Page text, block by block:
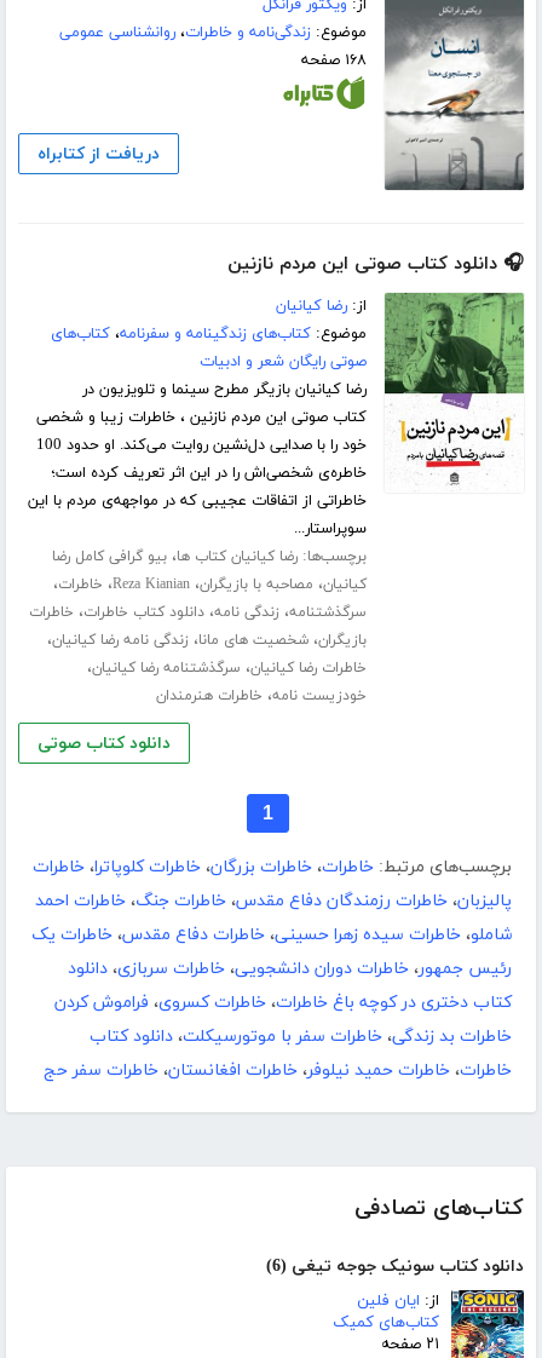
کتاب‌های تصادفی
دانلود کتاب سونیک جوجه تیغی (6)
از: ایان فلین
کتاب‌های کمیک
۲۱ صفحه
از: ویکتور فرانکل
موضوع:زندگی‌نامه و خاطرات،روانشناسی عمومی
۱۶۸ صفحه
دریافت از کتابراه
🎧 دانلود کتاب صوتی این مردم نازنین
از:رضا کیانیان
موضوع:کتاب‌های زندگینامه و سفرنامه،کتاب‌های
صوتی رایگان شعر و ادبیات
رضا کیانیان بازیگر مطرح سینما و تلویزیون در
کتاب صوتی این مردم نازنین ، خاطرات زیبا و شخصی
خود را با صدایی دل‌نشین روایت می‌کند. او حدود 100
خاطره‌ی شخصی‌اش را در این اثر تعریف کرده است؛
خاطراتی از اتفاقات عجیبی که در مواجهه‌ی مردم با این
سوپراستار...
برچسب‌ها:رضا کیانیان کتاب ها،بیو گرافی کامل رضا
کیانیان، مصاحبه با بازیگران،Reza Kianian، خاطرات،
سرگذشتنامه، زندگی نامه،دانلود کتاب خاطرات، خاطرات
بازیگران،شخصیت های مانا، زندگی نامه رضا کیانیان،
خاطرات رضا کیانیان، سرگذشتنامه رضا کیانیان،
خودزیست نامه، خاطرات هنرمندان
دانلود کتاب صوتی
1
برچسب‌های مرتبط: خاطرات، خاطرات بزرگان، خاطرات کلوپاترا، خاطرات
پالیزبان، خاطرات رزمندگان دفاع مقدس، خاطرات جنگ، خاطرات احمد
شاملو، خاطرات سیده زهرا حسینی، خاطرات دفاع مقدس، خاطرات یک
رئیس جمهور، خاطرات دوران دانشجویی، خاطرات سربازی، دانلود
کتاب دختری در کوچه باغ خاطرات، خاطرات کسروی، فراموش کردن
خاطرات بد زندگی، خاطرات سفر با موتورسیکلت، دانلود کتاب
خاطرات، خاطرات حمید نیلوفر، خاطرات افغانستان، خاطرات سفر حج